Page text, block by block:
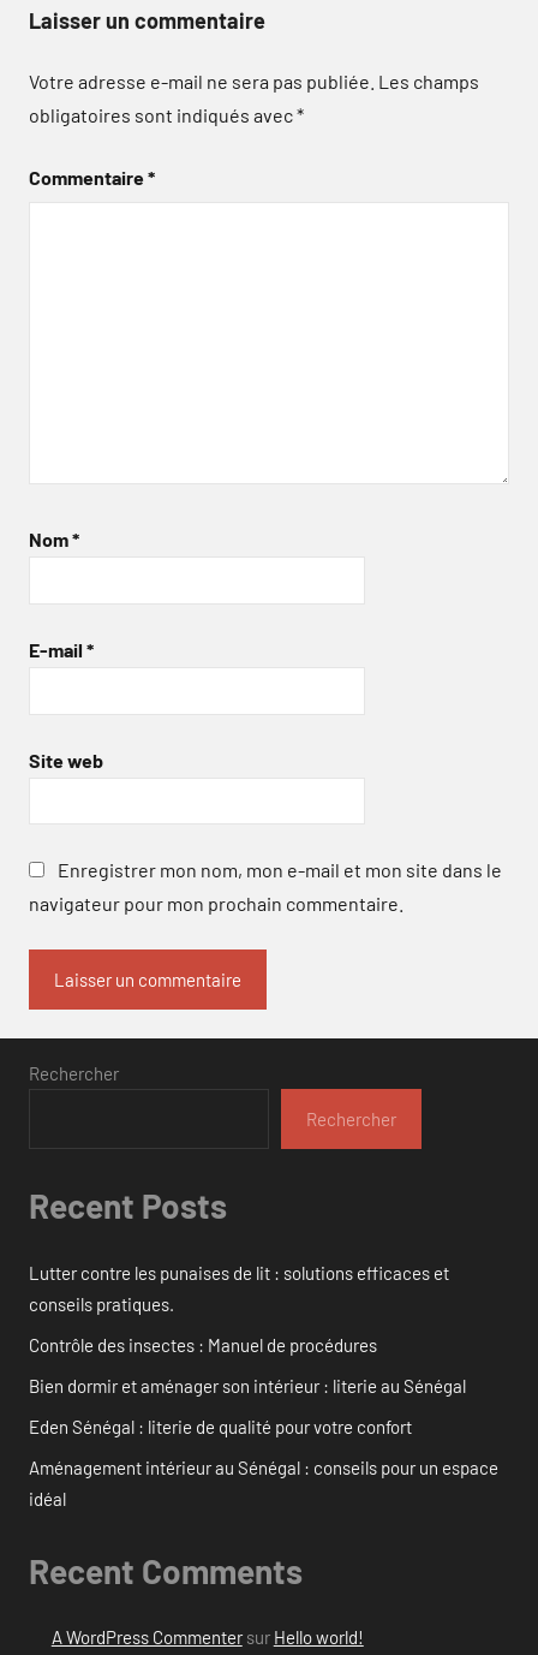
Laisser un commentaire
Votre adresse e-mail ne sera pas publiée. Les champs
obligatoires sont indiqués avec*
Commentaire*
Nom*
E-mail *
Site web
Enregistrer mon nom, mon e-mail et mon site dans le
navigateur pour mon prochain commentaire.
Rechercher
Rechercher
Recent Posts
Lutter contre les punaises de lit : solutions efficaces et
conseils pratiques.
Contrôle des insectes : Manuel de procédures
Bien dormir et aménager son intérieur : literie au Sénégal
Eden Sénégal : literie de qualité pour votre confort
Aménagement intérieur au Sénégal : conseils pour un espace
idéal
Recent Comments
A WordPress Commentersur Hello world!